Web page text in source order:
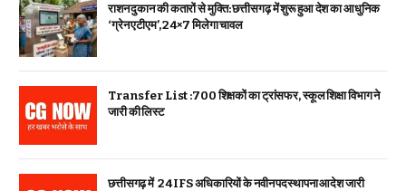
राशन दुकान की कतारों से मुक्ति: छत्तीसगढ़ में शुरू हुआ देश का आधुनिक
‘ग्रेन एटीएम’, 24×7 मिलेगा चावल
Transfer List :700 शिक्षकों का ट्रांसफर, स्कूल शिक्षा विभाग ने
जारी की लिस्ट
छत्तीसगढ़ में 24 IFS अधिकारियों के नवीन पदस्थापना आदेश जारी